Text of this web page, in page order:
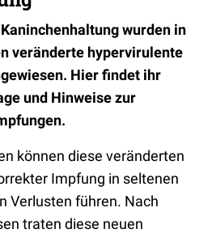
wurden in
veränderte hypervirulente
Hier findet ihr
und Hinweise zur
können diese veränderten
Impfung in seltenen
Verlusten führen. Nach
traten diese neuen